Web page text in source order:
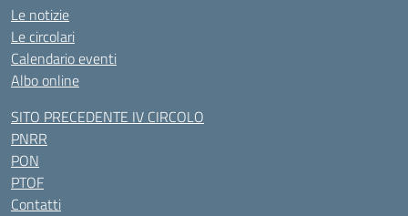
Le notizie
Le circolari
Calendario eventi
Albo online
SITO PRECEDENTE IV CIRCOLO
PNRR
PON
PTOF
Contatti